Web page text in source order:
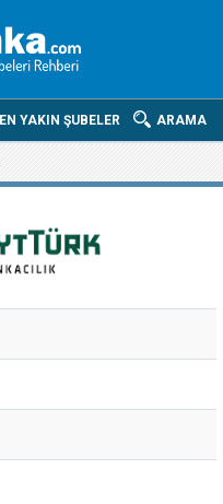
ARAMA
EN YAKIN ŞUBELER